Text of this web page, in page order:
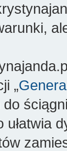
„
do
ułatwia